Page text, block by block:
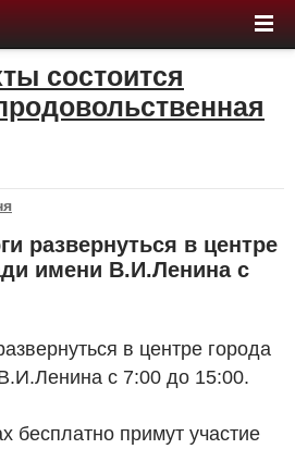
состоится
развернуться в центре
имени В.И.Ленина с
в центре города
с 7:00 до 15:00.
бесплатно примут участие